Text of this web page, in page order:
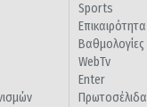
Sports
Επικαιρότητα
Βαθμολογίες
WebTv
Enter
Πρωτοσέλιδα